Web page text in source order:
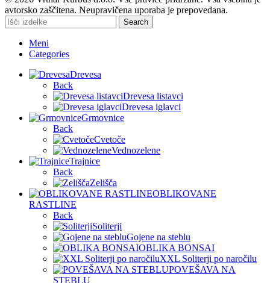
avtorsko zaščitena. Neupravičena uporaba je prepovedana.
Search
Meni
Categories
Drevesa
Back
Drevesa listavci
Drevesa iglavci
Grmovnice
Back
Cvetoče
Vednozelene
Trajnice
Back
Zelišča
OBLIKOVANE
RASTLINE
Back
Soliterji
Gojene na steblu
OBLIKA BONSAI
XXL Soliterji po naročilu
POVEŠAVA NA
STEBLU